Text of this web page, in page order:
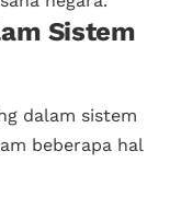
Sistem
dalam sistem
beberapa hal